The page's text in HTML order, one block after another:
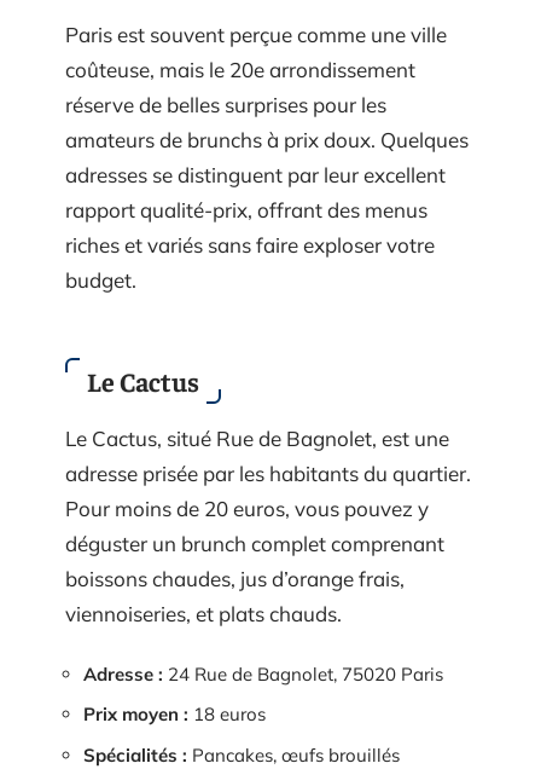
Paris est souvent perçue comme une ville
coûteuse, mais le 20e arrondissement
réserve de belles surprises pour les
amateurs de brunchs à prix doux. Quelques
adresses se distinguent par leur excellent
rapport qualité-prix, offrant des menus
riches et variés sans faire exploser votre
budget.
Le Cactus
Le Cactus, situé Rue de Bagnolet, est une
adresse prisée par les habitants du quartier.
Pour moins de 20 euros, vous pouvez y
déguster un brunch complet comprenant
boissons chaudes, jus d’orange frais,
viennoiseries, et plats chauds.
Adresse : 24 Rue de Bagnolet, 75020 Paris
Prix moyen : 18 euros
Spécialités : Pancakes, œufs brouillés